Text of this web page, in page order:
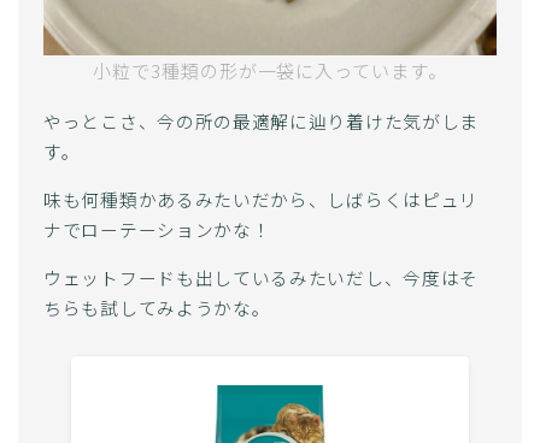
小粒で3種類の形が一袋に入っています。
やっとこさ、今の所の最適解に辿り着けた気がしま
す。
味も何種類かあるみたいだから、しばらくはピュリ
ナでローテーションかな！
ウェットフードも出しているみたいだし、今度はそ
ちらも試してみようかな。